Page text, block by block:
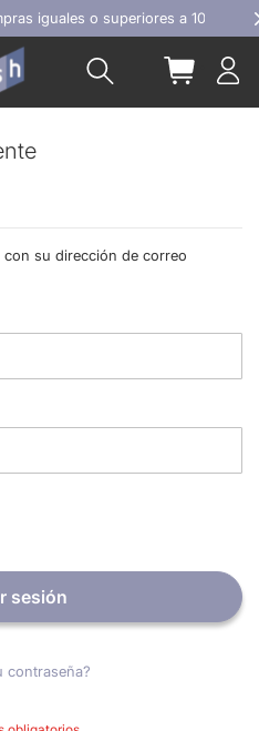
Ir
al
contenido
iguales o superiores a 100€
Buscar Mi
su dirección de correo
sesión
contraseña?